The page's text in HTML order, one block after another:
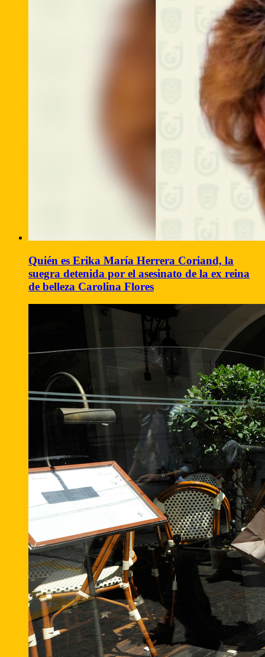
Quién es Erika María Herrera Coriand, la
suegra detenida por el asesinato de la ex reina
de belleza Carolina Flores